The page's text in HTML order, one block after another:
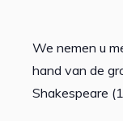
We nemen u
hand van de
Shakespeare